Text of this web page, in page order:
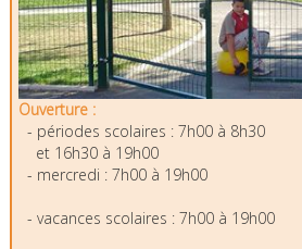
Ouverture :
- périodes scolaires : 7h00 à 8h30
et 16h30 à 19h00
- mercredi : 7h00 à 19h00
- vacances scolaires : 7h00 à 19h00